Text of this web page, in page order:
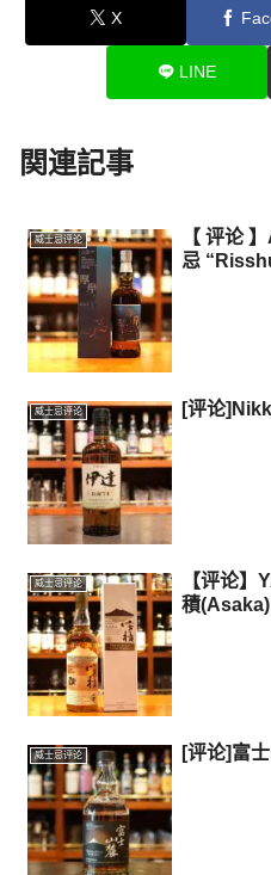
X
LINE
関連記事
威士忌评论
【 评论
忌
威士忌评论 [评论
威士忌评论
【评论
積
威士忌评论 [评论]富